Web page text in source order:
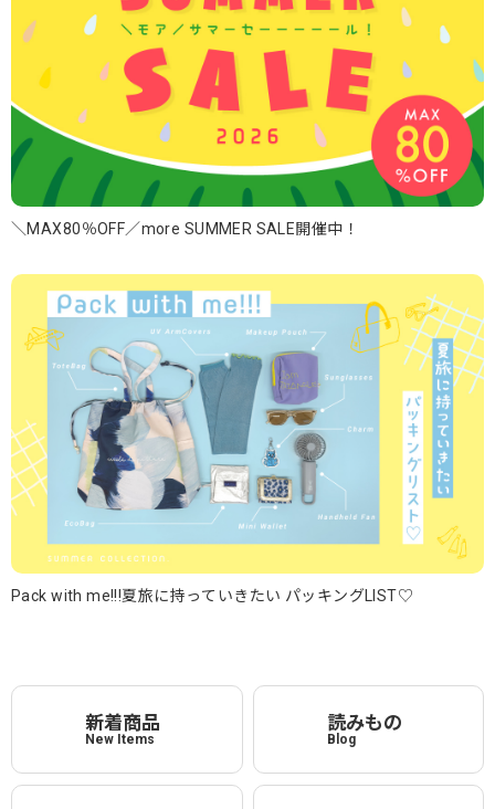
＼MAX80％OFF／more SUMMER SALE開催中！
Pack with me!!!夏旅に持っていきたい パッキングLIST♡
新着商品
New Items
読みもの
Blog